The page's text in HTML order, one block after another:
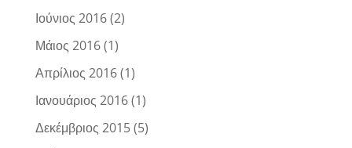
Ιούνιος 2016(2)
Μάιος 2016(1)
Απρίλιος 2016(1)
Ιανουάριος 2016(1)
Δεκέμβριος 2015(5)